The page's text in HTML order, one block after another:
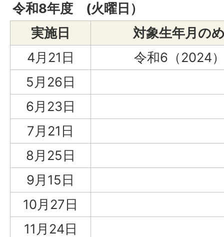
令和8年度 (火曜日）
実施日
対象生年月の
4月21日
令和6（2024
5月26日
6月23日
7月21日
8月25日
9月15日
10月27日
11月24日